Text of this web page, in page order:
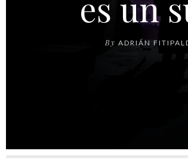
By ADRIÁN